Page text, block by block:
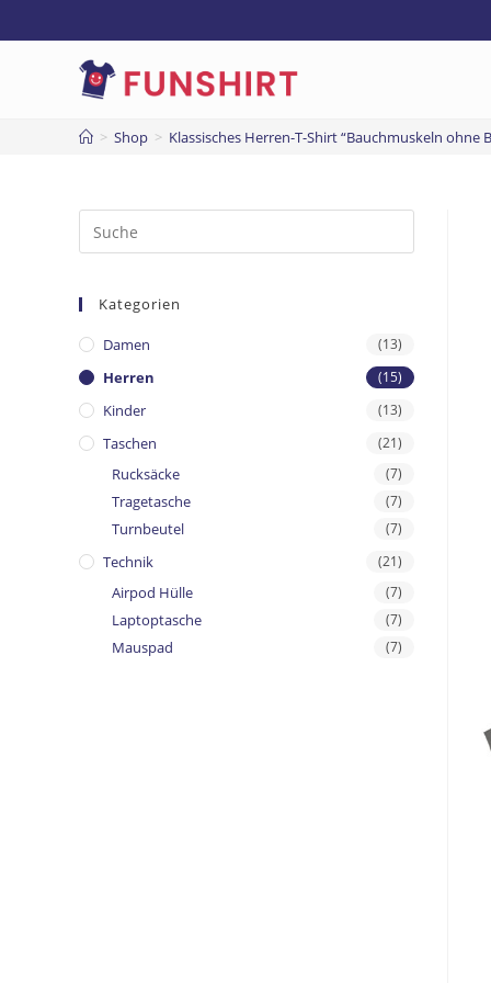
> Shop > Klassisches Herren-T-Shirt “Bauchmuskeln ohne
Kategorien
Damen (13)
Herren (15)
Kinder (13)
Taschen (21)
Rucksäcke (7)
Tragetasche (7)
Turnbeutel (7)
Technik (21)
Airpod Hülle (7)
Laptoptasche (7)
Mauspad (7)